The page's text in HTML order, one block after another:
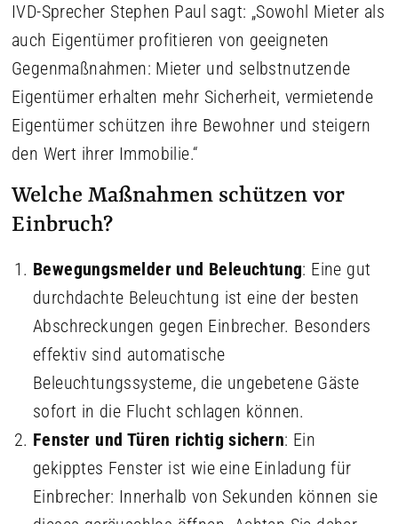
IVD-Sprecher Stephen Paul sagt: „Sowohl Mieter als
auch Eigentümer profitieren von geeigneten
Gegenmaßnahmen: Mieter und selbstnutzende
Eigentümer erhalten mehr Sicherheit, vermietende
Eigentümer schützen ihre Bewohner und steigern
den Wert ihrer Immobilie.“
Welche Maßnahmen schützen vor
Einbruch?
Bewegungsmelder und Beleuchtung: Eine gut
durchdachte Beleuchtung ist eine der besten
Abschreckungen gegen Einbrecher. Besonders
effektiv sind automatische
Beleuchtungssysteme, die ungebetene Gäste
sofort in die Flucht schlagen können.
Fenster und Türen richtig sichern: Ein
gekipptes Fenster ist wie eine Einladung für
Einbrecher: Innerhalb von Sekunden können sie